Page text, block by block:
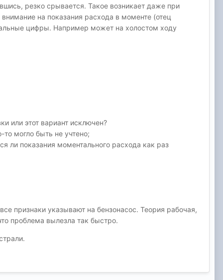
резко срывается. Такое возникает даже при
на показания расхода в моменте (отец
цифры. Например может на холостом ходу
или этот вариант исключен?
могло быть не учтено;
ли показания моментального расхода как раз
признаки указывают на бензонасос. Теория рабочая,
проблема вылезла так быстро.